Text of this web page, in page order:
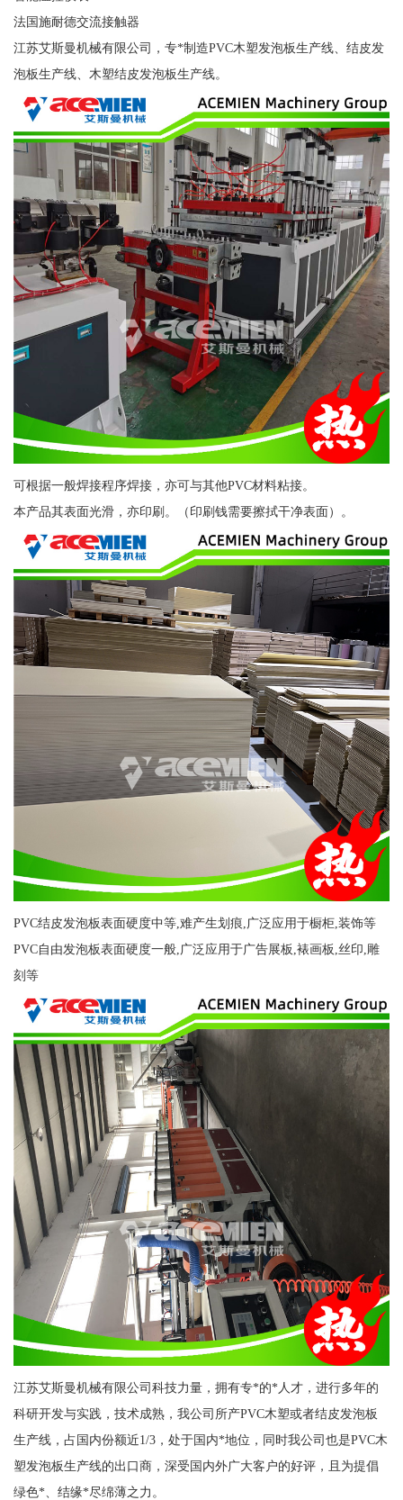
法国施耐德交流接触器
江苏艾斯曼机械有限公司，专*制造PVC木塑发泡板生产线、结皮发
泡板生产线、木塑结皮发泡板生产线。
可根据一般焊接程序焊接，亦可与其他PVC材料粘接。
本产品其表面光滑，亦印刷。（印刷钱需要擦拭干净表面）。
PVC结皮发泡板表面硬度中等,难产生划痕,广泛应用于橱柜,装饰等
PVC自由发泡板表面硬度一般,广泛应用于广告展板,裱画板,丝印,雕
刻等
江苏艾斯曼机械有限公司科技力量，拥有专*的*人才，进行多年的
科研开发与实践，技术成熟，我公司所产PVC木塑或者结皮发泡板
生产线，占国内份额近1/3，处于国内*地位，同时我公司也是PVC木
塑发泡板生产线的出口商，深受国内外广大客户的好评，且为提倡
绿色*、结缘*尽绵薄之力。